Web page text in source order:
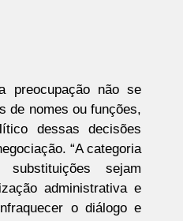
preocupação não se
de nomes ou funções,
dessas decisões
“A categoria
sejam
administrativa e
o diálogo e